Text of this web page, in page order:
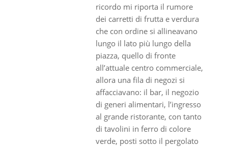
ricordo mi riporta il rumore
dei carretti di frutta e verdura
che con ordine si allineavano
lungo il lato più lungo della
piazza, quello di fronte
all’attuale centro commerciale,
allora una fila di negozi si
affacciavano: il bar, il negozio
di generi alimentari, l’ingresso
al grande ristorante, con tanto
di tavolini in ferro di colore
verde, posti sotto il pergolato